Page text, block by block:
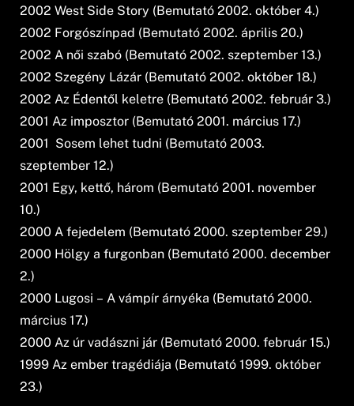
2002 West Side Story (Bemutató 2002. október 4.)
2002 Forgószínpad (Bemutató 2002. április 20.)
2002 A női szabó (Bemutató 2002. szeptember 13.)
2002 Szegény Lázár (Bemutató 2002. október 18.)
2002 Az Édentől keletre (Bemutató 2002. február 3.)
2001 Az imposztor (Bemutató 2001. március 17.)
2001 Sosem lehet tudni (Bemutató 2003.
szeptember 12.)
2001 Egy, kettő, három (Bemutató 2001. november
10.)
2000 A fejedelem (Bemutató 2000. szeptember 29.)
2000 Hölgy a furgonban (Bemutató 2000. december
2.)
2000 Lugosi – A vámpír árnyéka (Bemutató 2000.
március 17.)
2000 Az úr vadászni jár (Bemutató 2000. február 15.)
1999 Az ember tragédiája (Bemutató 1999. október
23.)